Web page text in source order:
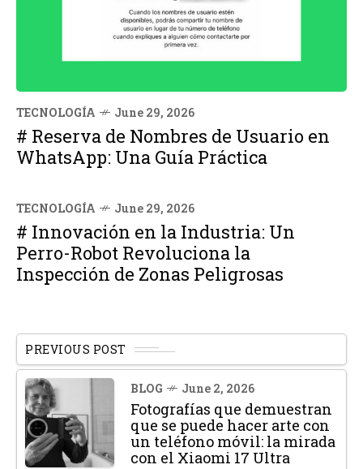
TECNOLOGÍA June 29, 2026
# Reserva de Nombres de Usuario en
WhatsApp: Una Guía Práctica
TECNOLOGÍA June 29, 2026
# Innovación en la Industria: Un
Perro-Robot Revoluciona la
Inspección de Zonas Peligrosas
PREVIOUS POST
BLOG June 2, 2026
Fotografías que demuestran
que se puede hacer arte con
un teléfono móvil: la mirada
con el Xiaomi 17 Ultra